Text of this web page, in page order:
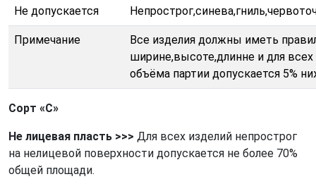
Не допускается
Примечание
Все изделия должны иметь
ширине,высоте,длинне и для
объёма партии допускается 5%
Сорт «С»
Не лицевая пласть >>> Для всех изделий непрострог
на нелицевой поверхности допускается не более 70%
общей площади.